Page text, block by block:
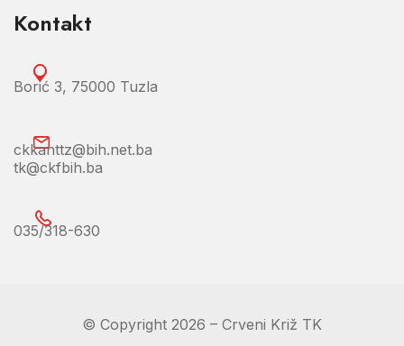
Kontakt
Borić 3, 75000 Tuzla
ckkanttz@bih.net.ba
tk@ckfbih.ba
035/318-630
© Copyright 2026 – Crveni Križ TK